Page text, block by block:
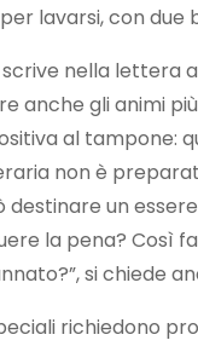
lavarsi, con
nella lettera
anche gli animi
al tampone:
non è
destinare un
la pena? Così
si chiede
richiedono